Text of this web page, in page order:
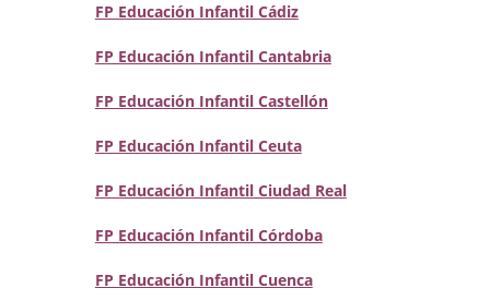
FP Educación Infantil Cádiz
FP Educación Infantil Cantabria
FP Educación Infantil Castellón
FP Educación Infantil Ceuta
FP Educación Infantil Ciudad Real
FP Educación Infantil Córdoba
FP Educación Infantil Cuenca